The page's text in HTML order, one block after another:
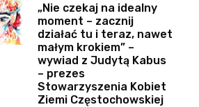
„Nie czekaj na idealny
moment – zacznij
działać tu i teraz, nawet
małym krokiem” –
wywiad z Judytą Kabus
– prezes
Stowarzyszenia Kobiet
Ziemi Częstochowskiej